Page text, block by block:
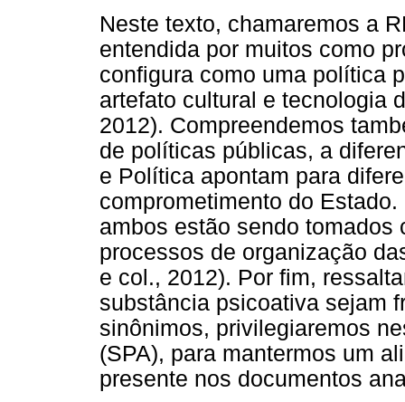
Neste texto, chamaremos a
entendida por muitos como
configura como uma política
artefato cultural e tecnologia
2012). Compreendemos
de políticas públicas, a
e Política apontam para
comprometimento do
ambos estão sendo tomados
processos de organização
e col., 2012). Por fim,
substância psicoativa sejam
sinônimos, privilegiaremos
(SPA), para mantermos um
presente nos documentos